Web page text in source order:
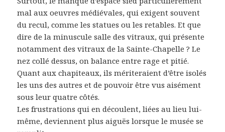
mal aux oeuvres médiévales, qui exigent souvent
du recul, comme les statues ou les retables. Et que
dire de la minuscule salle des vitraux, qui présente
notamment des vitraux de la Sainte-Chapelle ? Le
nez collé dessus, on balance entre rage et pitié.
Quant aux chapiteaux, ils mériteraient d’être isolés
les uns des autres et de pouvoir être vus aisément
sous leur quatre côtés.
Les frustrations qui en découlent, liées au lieu lui-
même, deviennent plus aiguës lorsque le musée se